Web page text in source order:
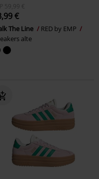
59,99 €
€
The Line
RED by EMP
alte